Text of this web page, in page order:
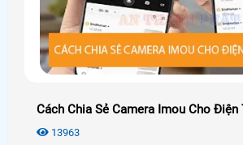
Cách Chia Sẻ Camera Imou Cho Điện
13963